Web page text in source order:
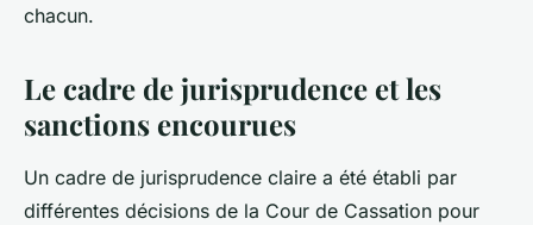
chacun.
Le cadre de jurisprudence et les
sanctions encourues
Un cadre de jurisprudence claire a été établi par
différentes décisions de la Cour de Cassation pour